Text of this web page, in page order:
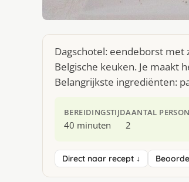
Dagschotel: eendeborst
Belgische keuken. Je maakt
Belangrijkste ingrediënten:
BEREIDINGSTIJD
40 minuten
AANTAL
2
Direct naar recept ↓